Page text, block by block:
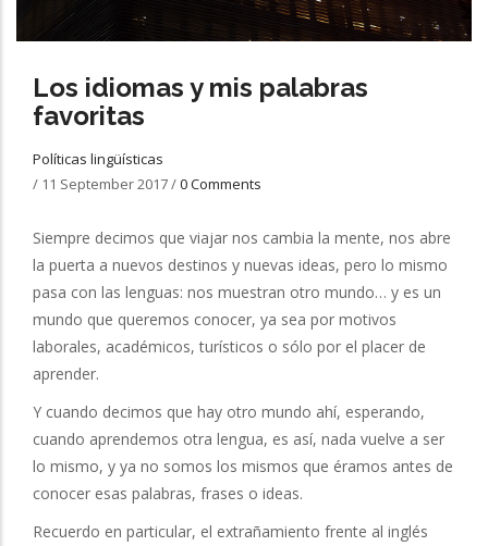
Los idiomas y mis palabras
favoritas
Políticas lingüísticas
/ 11 September 2017/0 Comments
Siempre decimos que viajar nos cambia la mente, nos abre
la puerta a nuevos destinos y nuevas ideas, pero lo mismo
pasa con las lenguas: nos muestran otro mundo… y es un
mundo que queremos conocer, ya sea por motivos
laborales, académicos, turísticos o sólo por el placer de
aprender.
Y cuando decimos que hay otro mundo ahí, esperando,
cuando aprendemos otra lengua, es así, nada vuelve a ser
lo mismo, y ya no somos los mismos que éramos antes de
conocer esas palabras, frases o ideas.
Recuerdo en particular, el extrañamiento frente al inglés